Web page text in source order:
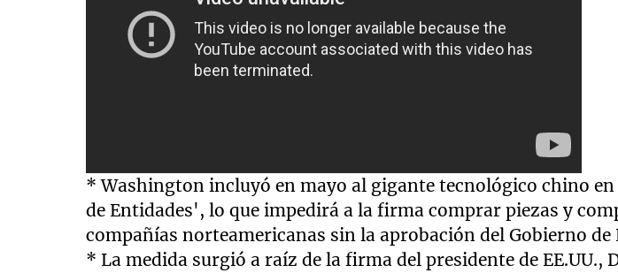
* Washington incluyó en mayo al gigante tecnológico chino
de Entidades', lo que impedirá a la firma comprar piezas y
compañías norteamericanas sin la aprobación del Gobierno de
* La medida surgió a raíz de la firma del presidente de EE.UU.,